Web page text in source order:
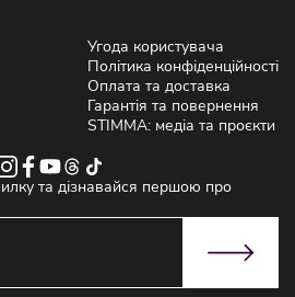
Угода користувача
Політика конфіденційності
Оплата та доставка
Гарантія та повернення
STIMMA: медіа та проєкти
та дізнавайся першою про